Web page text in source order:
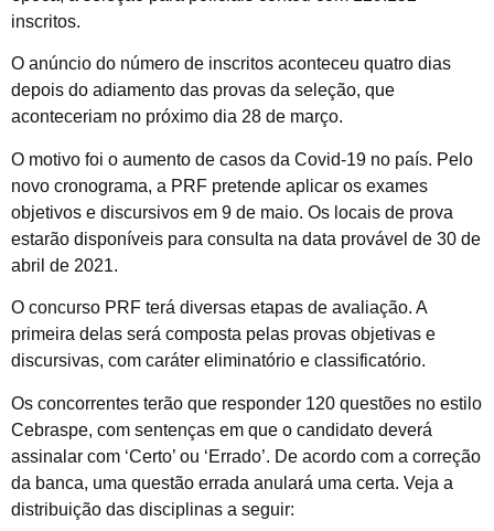
inscritos.
O anúncio do número de inscritos aconteceu quatro dias
depois do adiamento das provas da seleção, que
aconteceriam no próximo dia 28 de março.
O motivo foi o aumento de casos da Covid-19 no país. Pelo
novo cronograma, a PRF pretende aplicar os exames
objetivos e discursivos em 9 de maio. Os locais de prova
estarão disponíveis para consulta na data provável de 30 de
abril de 2021.
O concurso PRF terá diversas etapas de avaliação. A
primeira delas será composta pelas provas objetivas e
discursivas, com caráter eliminatório e classificatório.
Os concorrentes terão que responder 120 questões no estilo
Cebraspe, com sentenças em que o candidato deverá
assinalar com ‘Certo’ ou ‘Errado’. De acordo com a correção
da banca, uma questão errada anulará uma certa. Veja a
distribuição das disciplinas a seguir: